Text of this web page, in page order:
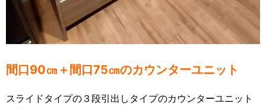
間口90㎝＋間口75㎝のカウンターユニット
スライドタイプの３段引出しタイプのカウンターユニット